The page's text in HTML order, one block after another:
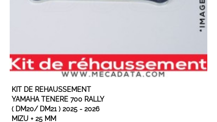
KIT DE REHAUSSEMENT
YAMAHA TENERE 700 RALLY
( DM20/ DM21 ) 2025 - 2026
MIZU + 25 MM